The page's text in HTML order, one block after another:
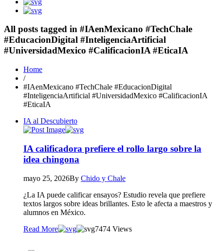
All posts tagged in #IAenMexicano #TechChale
#EducacionDigital #InteligenciaArtificial
#UniversidadMexico #CalificacionIA #EticaIA
Home
/
#IAenMexicano #TechChale #EducacionDigital
#InteligenciaArtificial #UniversidadMexico #CalificacionIA
#EticaIA
IA al Descubierto
IA calificadora prefiere el rollo largo sobre la
idea chingona
mayo 25, 2026By Chido y Chale
¿La IA puede calificar ensayos? Estudio revela que prefiere
textos largos sobre ideas brillantes. Esto le afecta a maestros y
alumnos en México.
Read More
7474 Views